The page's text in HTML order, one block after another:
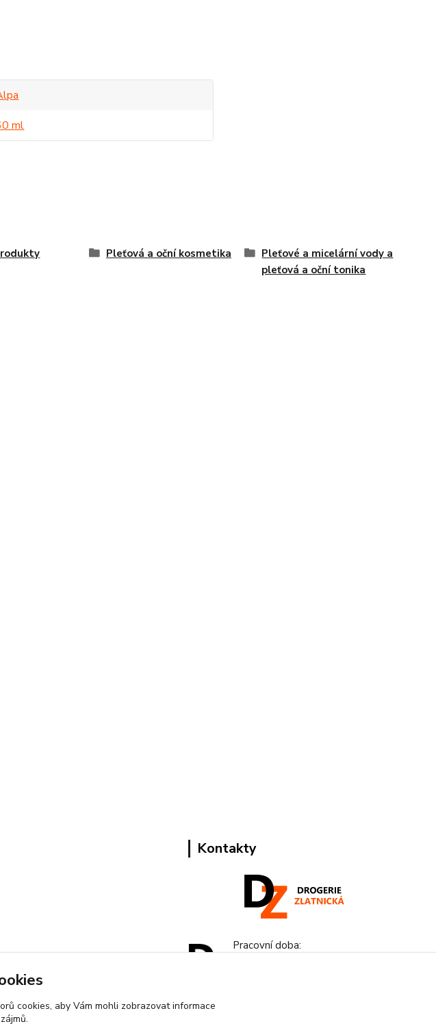
ml
Pleťová a oční kosmetika
Pleťové a micelární vody a
pleťová a oční tonika
Kontakty
Pracovní doba:
info@drogeriezlatnicka.cz
cookies, aby Vám mohli zobrazovat informace